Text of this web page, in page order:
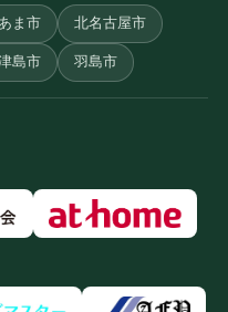
あま市 北名古屋市
島市 羽島市